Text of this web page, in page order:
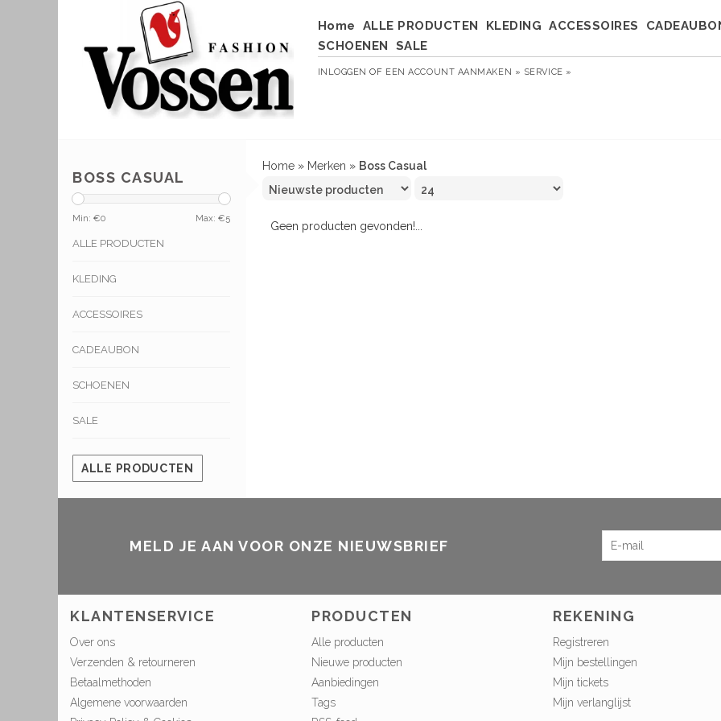
Home ALLE PRODUCTEN KLEDING ACCESSOIRES
SCHOENEN
SALE
INLOGGEN OF EEN ACCOUNT AANMAKEN » SERVICE »
BOSS CASUAL
Min: €0 Max: €5
ALLE PRODUCTEN
KLEDING
ACCESSOIRES
CADEAUBON
SCHOENEN
SALE
ALLE PRODUCTEN
Home » Merken » Boss Casual
Geen producten gevonden!...
MELD JE AAN VOOR ONZE NIEUWSBRIEF
KLANTENSERVICE
Over ons
Verzenden & retourneren
Betaalmethoden
Algemene voorwaarden
PRODUCTEN
Alle producten
Nieuwe producten
Aanbiedingen
Tags
REKENING
Registreren
Mijn bestellingen
Mijn tickets
Mijn verlanglijst